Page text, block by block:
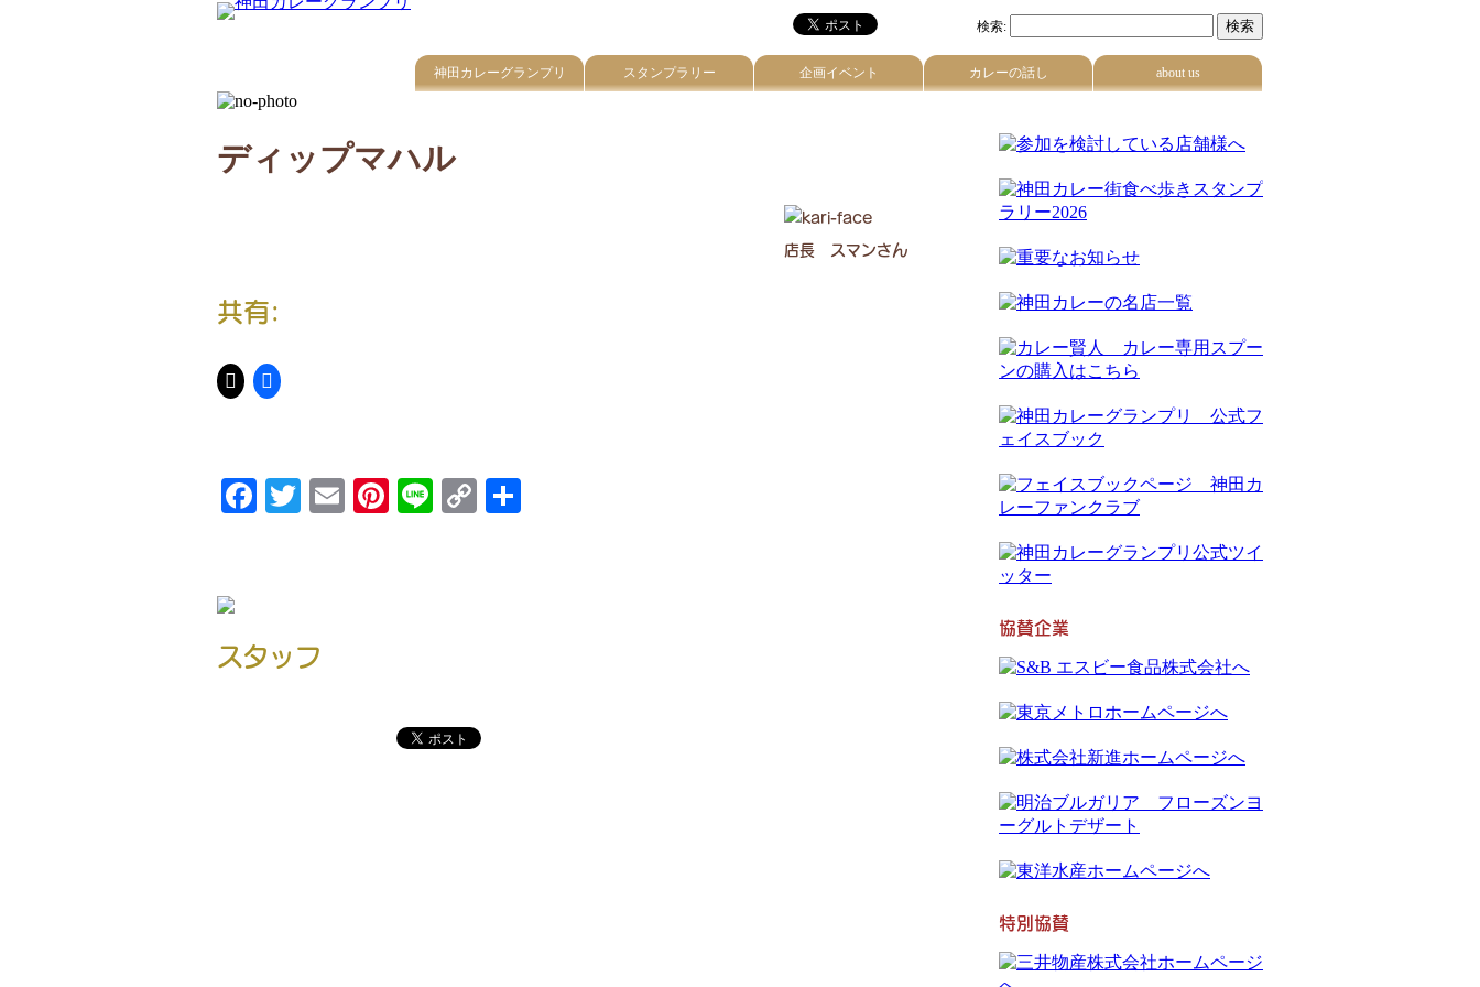
検索:
神田カレーグランプリ スタンプラリー 企画イベント カレーの話し about us
ディップマハル
店長 スマンさん
共有:
Facebook
Twitter
EmailPinterest
LineCopy
スタッフ
協賛企業
特別協賛